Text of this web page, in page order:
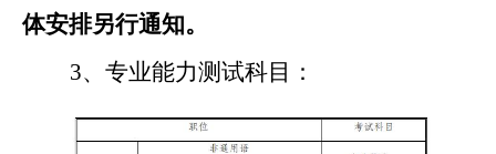
体安排另行通知。
3、专业能力测试科目：